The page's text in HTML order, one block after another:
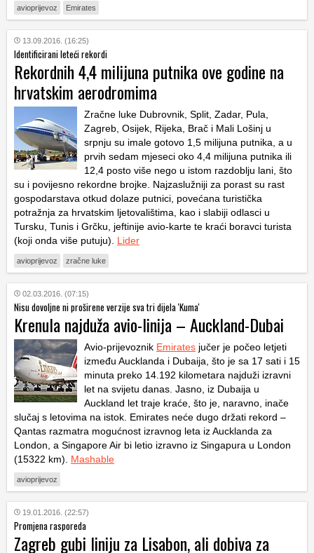
avioprijevoz Emirates
13.09.2016. (16:25)
Identificirani leteći rekordi
Rekordnih 4,4 milijuna putnika ove godine na
hrvatskim aerodromima
Zračne luke Dubrovnik, Split, Zadar, Pula,
Zagreb, Osijek, Rijeka, Brač i Mali Lošinj u
srpnju su imale gotovo 1,5 milijuna putnika, a u
prvih sedam mjeseci oko 4,4 milijuna putnika ili
12,4 posto više nego u istom razdoblju lani, što
su i povijesno rekordne brojke. Najzaslužniji za porast su rast
gospodarstava otkud dolaze putnici, povećana turistička
potražnja za hrvatskim ljetovalištima, kao i slabiji odlasci u
Tursku, Tunis i Grčku, jeftinije avio-karte te kraći boravci turista
(koji onda više putuju). Lider
avioprijevoz zračne luke
02.03.2016. (07:15)
Nisu dovoljne ni proširene verzije sva tri dijela 'Kuma'
Krenula najduža avio-linija – Auckland-Dubai
Avio-prijevoznik Emirates jučer je počeo letjeti
između Aucklanda i Dubaija, što je sa 17 sati i 15
minuta preko 14.192 kilometara najduži izravni
let na svijetu danas. Jasno, iz Dubaija u
Auckland let traje kraće, što je, naravno, inače
slučaj s letovima na istok. Emirates neće dugo držati rekord –
Qantas razmatra mogućnost izravnog leta iz Aucklanda za
London, a Singapore Air bi letio izravno iz Singapura u London
(15322 km). Mashable
avioprijevoz
19.01.2016. (22:57)
Promjena rasporeda
Zagreb gubi liniju za Lisabon, ali dobiva za